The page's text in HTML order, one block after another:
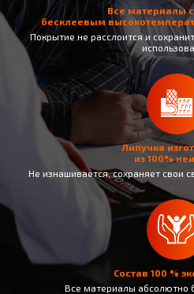
Все материалы
бесклеевым
Покрытие не раcслоится и
Липучка
из 100%
Не изнашивается, сохраняет свои
Состав 100 %
Все материалы абсолютно